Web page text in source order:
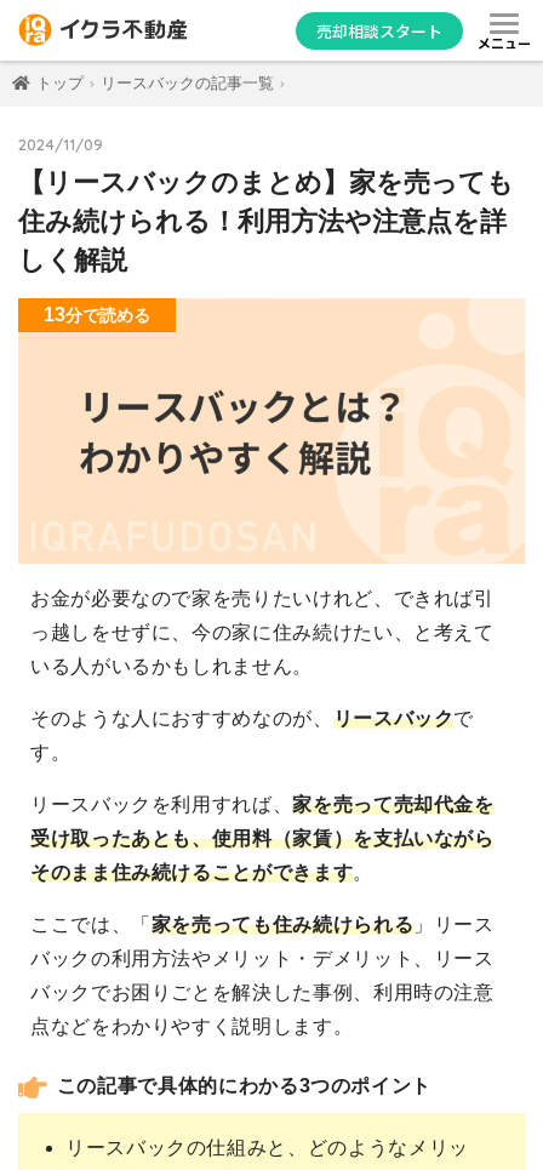
売却相談スタート
メニュー
トップ リースバックの記事一覧
2024/11/09
【リースバックのまとめ】家を売っても
住み続けられる！利用方法や注意点を詳
しく解説
13分で読める
お金が必要なので家を売りたいけれど、できれば引
っ越しをせずに、今の家に住み続けたい、と考えて
いる人がいるかもしれません。
そのような人におすすめなのが、 リースバックで
す。
リースバックを利用すれば、家を売って売却代金を
受け取ったあとも、使用料（家賃）を支払いながら
そのまま住み続けることができます。
ここでは、「 家を売っても住み続けられる 」リース
バックの利用方法やメリット・デメリット、リース
バックでお困りごとを解決した事例、利用時の注意
点などをわかりやすく説明します。
この記事で具体的にわかる3つのポイント
リースバックの仕組みと、どのようなメリッ